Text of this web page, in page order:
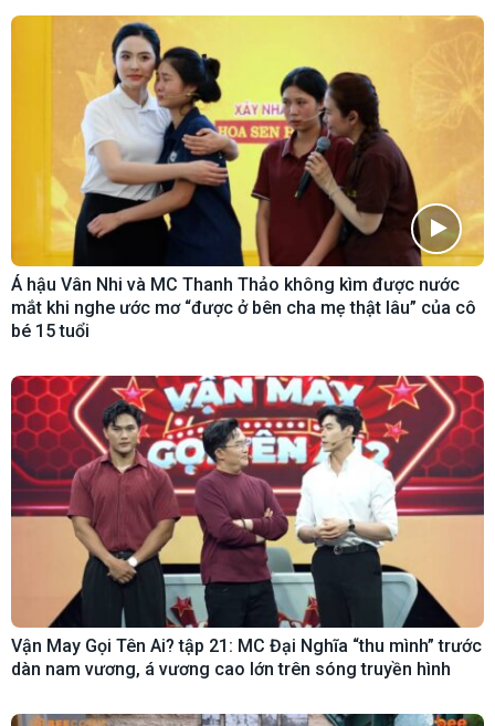
Á hậu Vân Nhi và MC Thanh Thảo không kìm được nước
mắt khi nghe ước mơ “được ở bên cha mẹ thật lâu” của cô
bé 15 tuổi
Vận May Gọi Tên Ai? tập 21: MC Đại Nghĩa “thu mình” trước
dàn nam vương, á vương cao lớn trên sóng truyền hình